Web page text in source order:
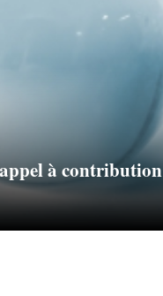
à contribution